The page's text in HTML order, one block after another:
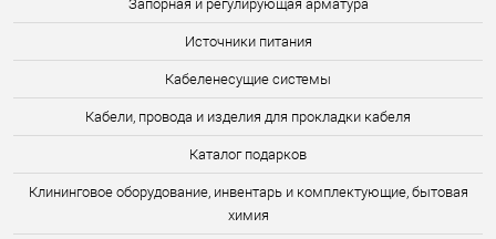
Запорная и регулирующая арматура
Источники питания
Кабеленесущие системы
Кабели, провода и изделия для прокладки кабеля
Каталог подарков
Клининговое оборудование, инвентарь и комплектующие, бытовая
химия